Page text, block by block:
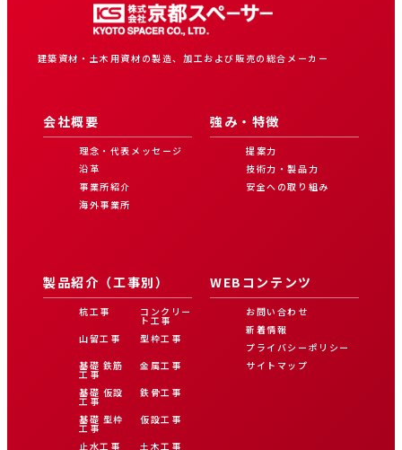
建築資材・土木用資材の製造、加工および販売の総合メーカー
会社概要
理念・代表メッセージ
沿革
事業所紹介
海外事業所
強み・特徴
提案力
技術力・製品力
安全への取り組み
製品紹介（工事別）
杭工事
山留工事
基礎 鉄筋
工事
基礎 仮設
工事
基礎 型枠
工事
止水工事
コンクリー
ト工事
型枠工事
金属工事
鉄骨工事
仮設工事
土木工事
WEBコンテンツ
お問い合わせ
新着情報
プライバシーポリシー
サイトマップ